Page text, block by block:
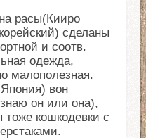
расы(Кииро
сделаны
и соотв.
одежда,
малополезная.
вон
он или она),
кошкодевки с